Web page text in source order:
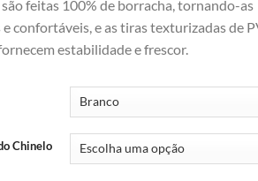
feitas 100% de borracha, tornando-as
confortáveis, e as tiras texturizadas de
estabilidade e frescor.
Chinelo